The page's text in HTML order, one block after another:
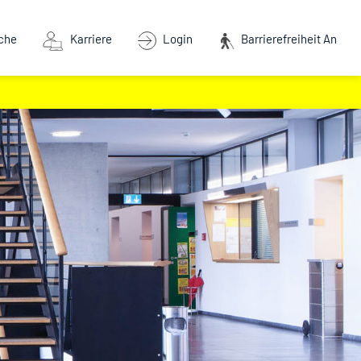
Karriere Login Barrierefreiheit An